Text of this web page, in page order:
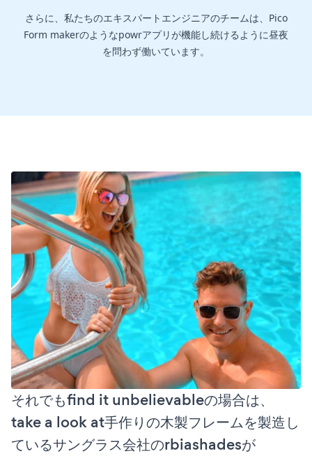
さらに、私たちのエキスパートエンジニアのチームは、Pico
Form makerのようなpowrアプリが機能し続けるように昼夜
を問わず働いています。
それでもfind it unbelievableの場合は、
take a look at手作りの木製フレームを製造し
ているサングラス会社のrbiashadesが